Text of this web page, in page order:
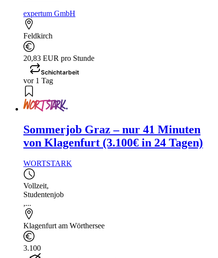
expertum GmbH
Feldkirch
20,83 EUR pro Stunde
Schichtarbeit
vor 1 Tag
Sommerjob Graz – nur 41 Minuten
von Klagenfurt (3.100€ in 24 Tagen)
WORTSTARK
Vollzeit,
Studentenjob
,...
Klagenfurt am Wörthersee
3.100